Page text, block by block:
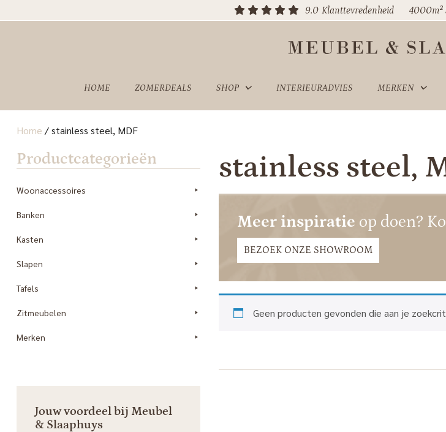
9.0 Klanttevredenheid 4000m²
HOME ZOMERDEALS SHOP INTERIEURADVIES MERKEN
SHOWROOM
Home /stainless steel, MDF
Productcategorieën
Woonaccessoires
Banken
Kasten
Slapen
Tafels
Zitmeubelen
Merken
Jouw voordeel bij Meubel
& Slaaphuys
stainless steel,
Meer inspiratie op doen?
BEZOEK ONZE SHOWROOM
Geen producten gevonden die aan je